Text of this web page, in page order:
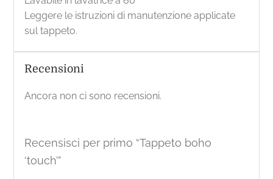
Leggere le istruzioni di manutenzione applicate
sul tappeto.
Recensioni
Ancora non ci sono recensioni.
Recensisci per primo “Tappeto boho
‘touch’”